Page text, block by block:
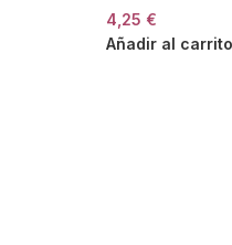
4,25 €
Añadir al carrito